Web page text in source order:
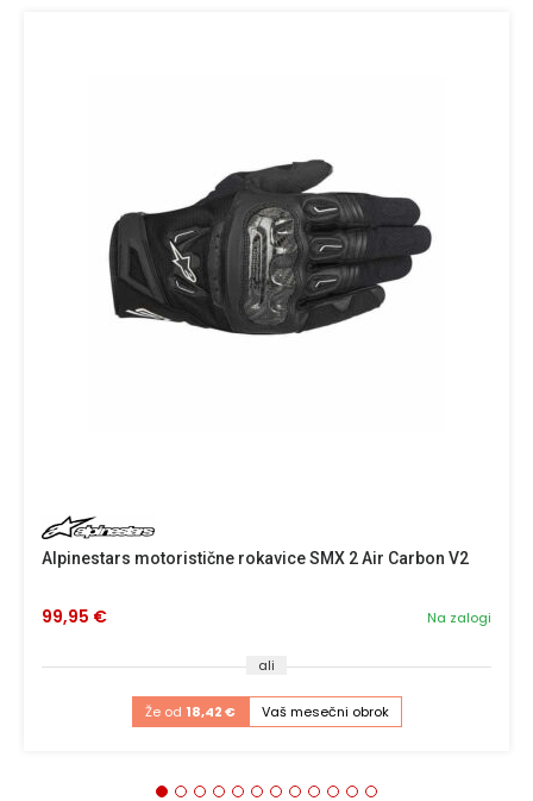
Alpinestars motoristične rokavice SMX 2 Air Carbon V2
Na zalogi
99,95 €
ali
Že od 18,42 € Vaš mesečni obrok